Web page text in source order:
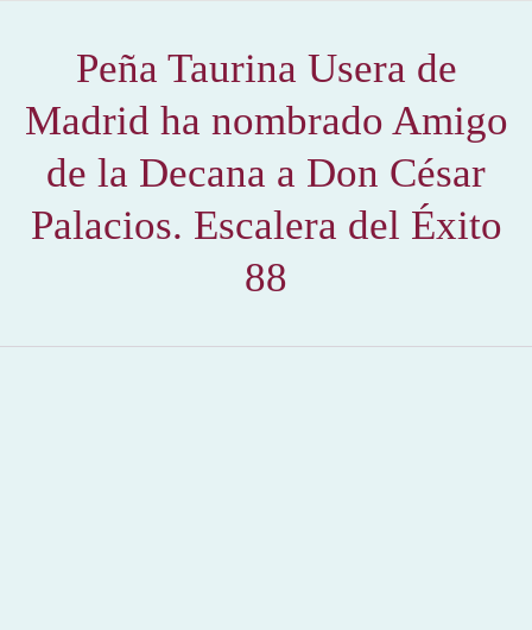
Peña Taurina Usera de
Madrid ha nombrado Amigo
de la Decana a Don César
Palacios. Escalera del Éxito
88